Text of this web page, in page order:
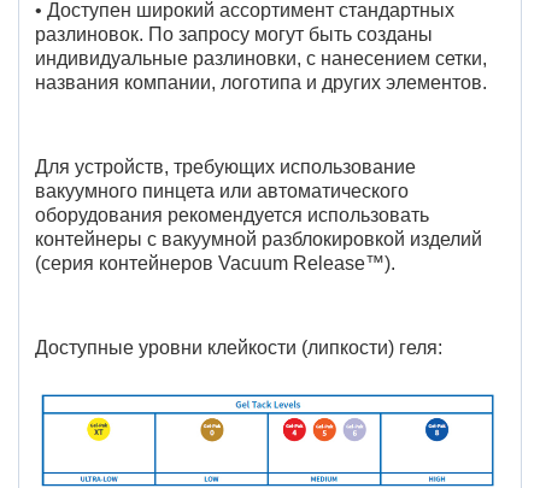
• Доступен широкий ассортимент стандартных
разлиновок. По запросу могут быть созданы
индивидуальные разлиновки, с нанесением сетки,
названия компании, логотипа и других элементов.
Для устройств, требующих использование
вакуумного пинцета или автоматического
оборудования рекомендуется использовать
контейнеры с вакуумной разблокировкой изделий
(серия контейнеров Vacuum Release™).
Доступные уровни клейкости (липкости) геля: